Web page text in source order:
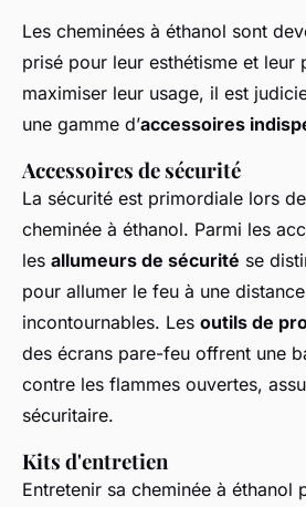
Les cheminées à éthanol sont
prisé pour leur esthétisme et leur
maximiser leur usage, il est
une gamme d’accessoires
Accessoires de sécurité
La sécurité est primordiale lors
cheminée à éthanol. Parmi les
les allumeurs de sécurité se
pour allumer le feu à une
incontournables. Les outils de
des écrans pare-feu offrent une
contre les flammes ouvertes,
sécuritaire.
Kits d'entretien
Entretenir sa cheminée à éthanol